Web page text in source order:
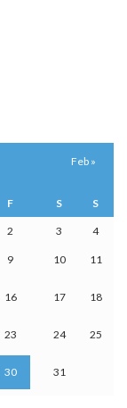
F S S
2 3 4
9 10 11
16 17 18
23 24 25
30 31
Feb »